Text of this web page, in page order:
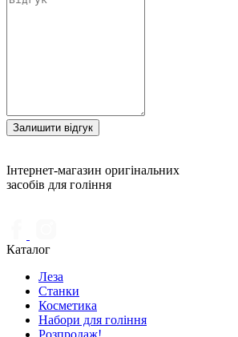
Залишити відгук
Інтернет-магазин оригінальних
засобів для гоління
Каталог
Леза
Станки
Косметика
Набори для гоління